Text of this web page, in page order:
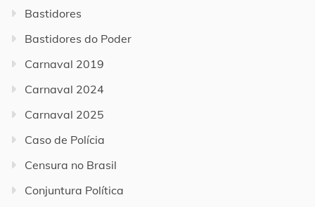
Bastidores
Bastidores do Poder
Carnaval 2019
Carnaval 2024
Carnaval 2025
Caso de Polícia
Censura no Brasil
Conjuntura Política